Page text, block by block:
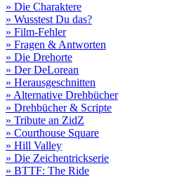
» Die Charaktere
» Wusstest Du das?
» Film-Fehler
» Fragen & Antworten
» Die Drehorte
» Der DeLorean
» Herausgeschnitten
» Alternative Drehbücher
» Drehbücher & Scripte
» Tribute an ZidZ
» Courthouse Square
» Hill Valley
» Die Zeichentrickserie
» BTTF: The Ride